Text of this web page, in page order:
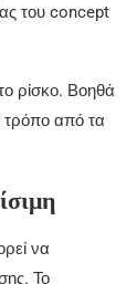
του concept
ρίσκο. Βοηθά
τρόπο από τα
να
Το